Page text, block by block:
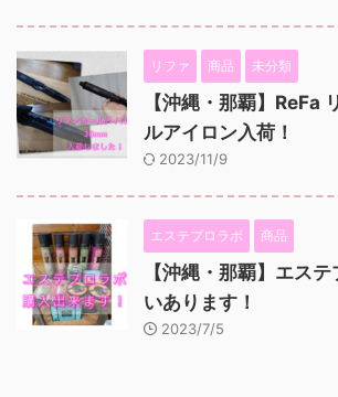
リファ 商品 未分類
【沖縄・那覇】ReFa
ルアイロン入荷！
2023/11/9
エステプロラボ 商品
【沖縄・那覇】エス
いあります！
2023/7/5